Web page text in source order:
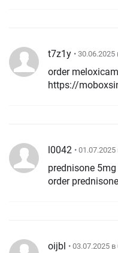
t7z1y • 30.06.2025
order
https://
l0042 •
prednisone
order
oijbl • 03.07.2025 в